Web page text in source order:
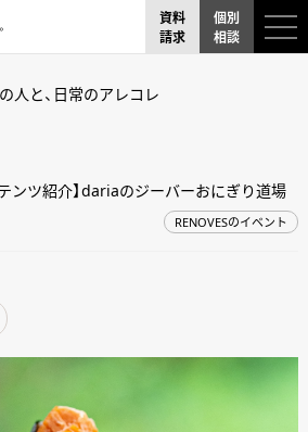
資料
請求
個別
相談
人と、日常のアレコレ
ンツ紹介】dariaのジーバーおにぎり道場
RENOVESのイベント